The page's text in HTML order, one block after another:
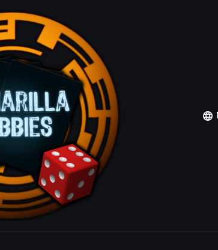
- M19-158 -
Agregar al Carrito
Mostrar stock de ubicaciones
ESTE PRODUCTO